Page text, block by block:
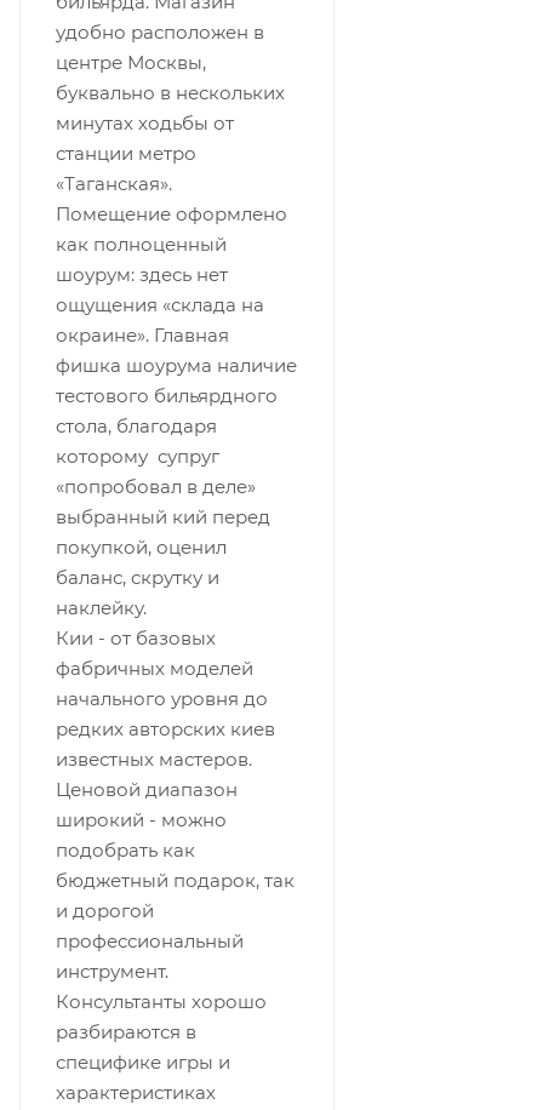
удобно расположен в
центре Москвы,
буквально в нескольких
минутах ходьбы от
станции метро
«Таганская».
Помещение оформлено
как полноценный
шоурум: здесь нет
ощущения «склада на
окраине». Главная
фишка шоурума наличие
тестового бильярдного
стола, благодаря
которому супруг
«попробовал в деле»
выбранный кий перед
покупкой, оценил
баланс, скрутку и
наклейку. ​
Кии - от базовых
фабричных моделей
начального уровня до
редких авторских киев
известных мастеров.
​Ценовой диапазон
широкий - можно
подобрать как
бюджетный подарок, так
и дорогой
профессиональный
инструмент. ​
Консультанты хорошо
разбираются в
специфике игры и
характеристиках